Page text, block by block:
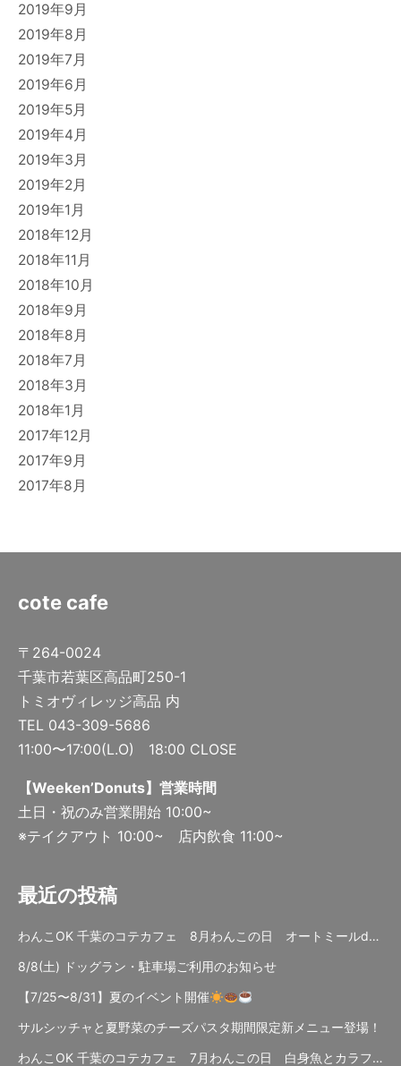
2019年9月
2019年8月
2019年7月
2019年6月
2019年5月
2019年4月
2019年3月
2019年2月
2019年1月
2018年12月
2018年11月
2018年10月
2018年9月
2018年8月
2018年7月
2018年3月
2018年1月
2017年12月
2017年9月
2017年8月
cote cafe
〒264-0024
千葉市若葉区高品町250-1
トミオヴィレッジ高品 内
TEL 043-309-5686
11:00〜17:00(L.O) 18:00 CLOSE
【Weeken’Donuts】営業時間
土日・祝のみ営業開始 10:00~
※テイクアウト 10:00~ 店内飲食 11:00~
最近の投稿
わんこOK 千葉のコテカフェ 8月わんこの日 オートミールdeローストビーフライス
8/8(土) ドッグラン・駐車場ご利用のお知らせ
【7/25〜8/31】夏のイベント開催
サルシッチャと夏野菜のチーズパスタ期間限定新メニュー登場！
わんこOK 千葉のコテカフェ 7月わんこの日 白身魚とカラフルやさいのオムレツ